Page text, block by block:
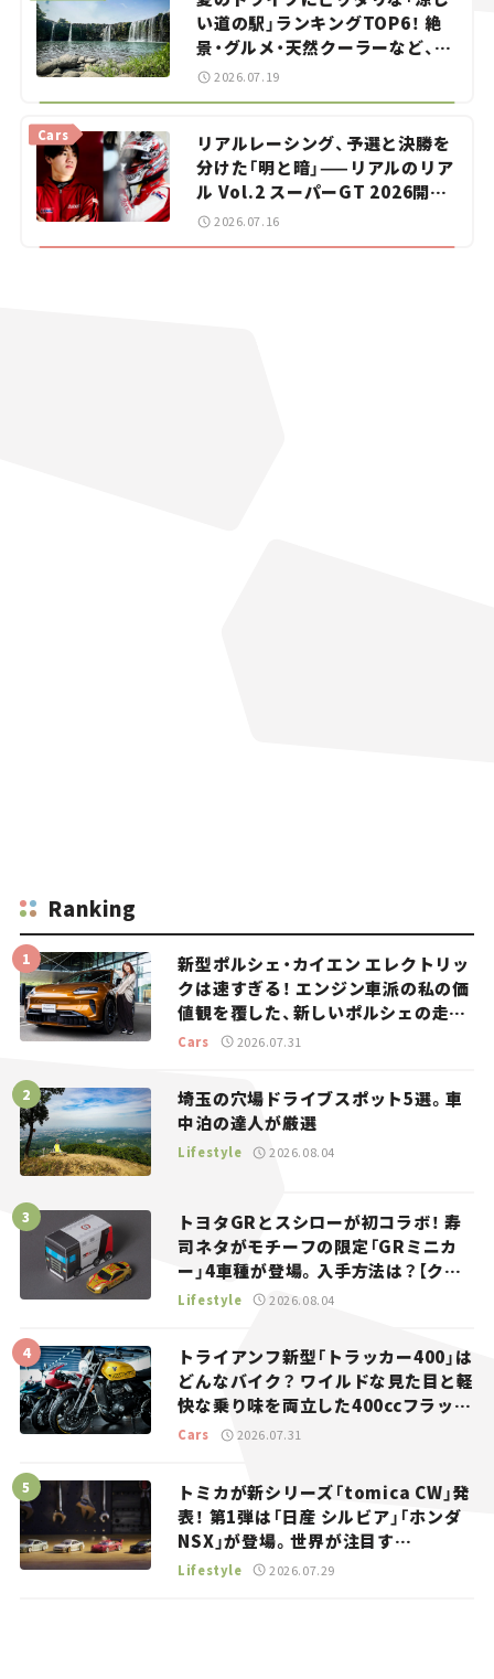
い道の駅」ランキングTOP6！ 絶
景・グルメ・天然クーラーなど、避
暑におすすめのスポットを紹介
【道の駅マニアの推し駅ガイド】
2026.07.19
リアルレーシング、予選と決勝を
分けた「明と暗」——リアルのリア
ル Vol.2 スーパーGT 2026開幕
戦 岡山国際サーキット
Cars
2026.07.16
Ranking
新型ポルシェ・カイエン エレクトリッ
クは速すぎる！ エンジン車派の私の価
値観を覆した、新しいポルシェの走
り。
Cars 2026.07.31
埼玉の穴場ドライブスポット5選。車
中泊の達人が厳選
Lifestyle 2026.08.04
トヨタGRとスシローが初コラボ！ 寿
司ネタがモチーフの限定「GRミニカ
ー」4車種が登場。入手方法は？【クル
マとホビー】
Lifestyle 2026.08.04
トライアンフ新型「トラッカー400」は
どんなバイク？ ワイルドな見た目と軽
快な乗り味を両立した400ccフラット
トラッカー【試乗レビュー】
Cars 2026.07.31
トミカが新シリーズ「tomica CW」発
表！ 第1弾は「日産 シルビア」「ホンダ
NSX」が登場。世界が注目す
る“JDM”に焦点【クルマとホビー】
Lifestyle 2026.07.29